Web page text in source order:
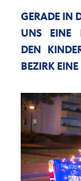
GERADE IN
UNS EINE
DEN
BEZIRK